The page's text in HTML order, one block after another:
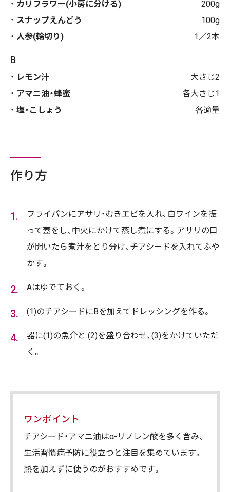
カリフラワー(小房に分ける)
200g
スナップえんどう
100g
人参(輪切り)
1／2本
B
レモン汁
大さじ2
アマニ油・蜂蜜
各大さじ1
塩・こしょう
各適量
作り方
フライパンにアサリ・むきエビを入れ、白ワインを振
って蓋をし、中火にかけて蒸し煮にする。アサリの口
が開いたら煮汁をとり分け、チアシードを入れてふや
かす。
Aはゆでておく。
(1)のチアシードにBを加えてドレッシングを作る。
器に(1)の魚介と (2)を盛り合わせ、(3)をかけていただ
く。
ワンポイント
チアシード・アマニ油はα-リノレン酸を多く含み、
生活習慣病予防に役立つと注目を集めています。
熱を加えずに使うのがおすすめです。